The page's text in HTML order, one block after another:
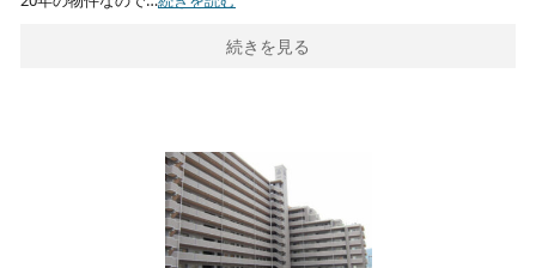
続きを見る